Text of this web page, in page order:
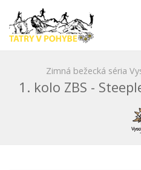
Zimná bežecká séria
1. kolo ZBS -